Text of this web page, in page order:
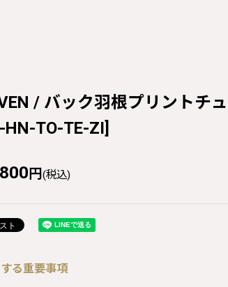
/ バック羽根プリント
TO-TE-ZI]
円 (税込)
る重要事項